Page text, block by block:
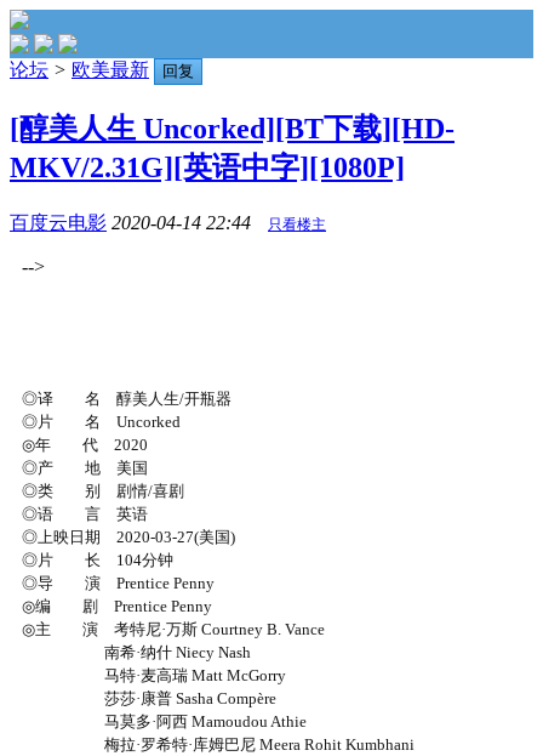
论坛 > 欧美最新 回复
[醇美人生 Uncorked][BT下载][HD-
MKV/2.31G][英语中字][1080P]
百度云电影 2020-04-14 22:44 只看楼主
-->
◎译 名 醇美人生/开瓶器
◎片 名 Uncorked
◎年 代 2020
◎产 地 美国
◎类 别 剧情/喜剧
◎语 言 英语
◎上映日期 2020-03-27(美国)
◎片 长 104分钟
◎导 演 Prentice Penny
◎编 剧 Prentice Penny
◎主 演 考特尼·万斯 Courtney B. Vance
南希·纳什 Niecy Nash
马特·麦高瑞 Matt McGorry
莎莎·康普 Sasha Compère
马莫多·阿西 Mamoudou Athie
梅拉·罗希特·库姆巴尼 Meera Rohit Kumbhani